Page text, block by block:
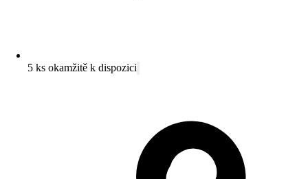
5 ks okamžitě k dispozici